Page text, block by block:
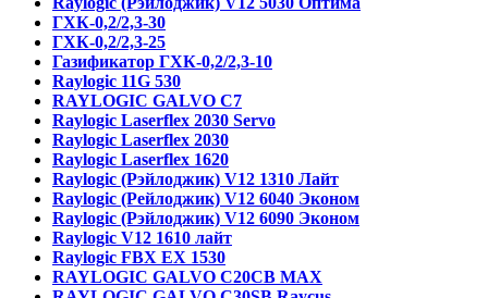
ГХК-0,2/2,3-30
ГХК-0,2/2,3-25
Газификатор ГХК-0,2/2,3-10
Raylogic 11G 530
RAYLOGIC GALVO С7
Raylogic Laserflex 2030 Servo
Raylogic Laserflex 2030
Raylogic Laserflex 1620
Raylogic (Рэйлоджик) V12 1310 Лайт
Raylogic (Рейлоджик) V12 6040 Эконом
Raylogic (Рэйлоджик) V12 6090 Эконом
Raylogic V12 1610 лайт
Raylogic FBX EX 1530
RAYLOGIC GALVO С20CB MAX